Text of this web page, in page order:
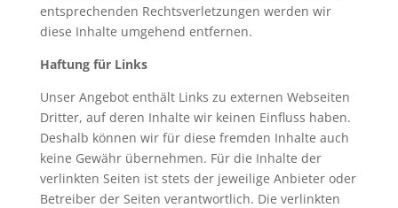
entsprechenden Rechtsverletzungen werden wir
diese Inhalte umgehend entfernen.
Haftung für Links
Unser Angebot enthält Links zu externen Webseiten
Dritter, auf deren Inhalte wir keinen Einfluss haben.
Deshalb können wir für diese fremden Inhalte auch
keine Gewähr übernehmen. Für die Inhalte der
verlinkten Seiten ist stets der jeweilige Anbieter oder
Betreiber der Seiten verantwortlich. Die verlinkten